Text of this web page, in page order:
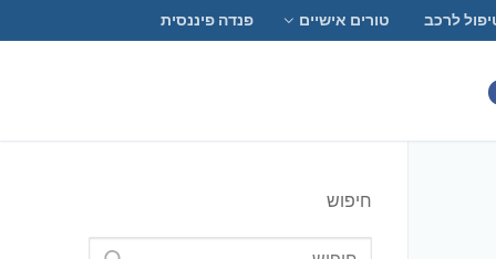
לרכב טורים אישיים פנדה פיננסית
חיפוש